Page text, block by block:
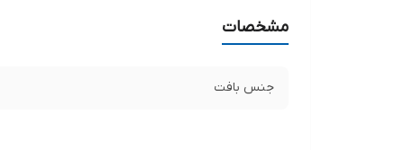
مشخصات
جنس بافت